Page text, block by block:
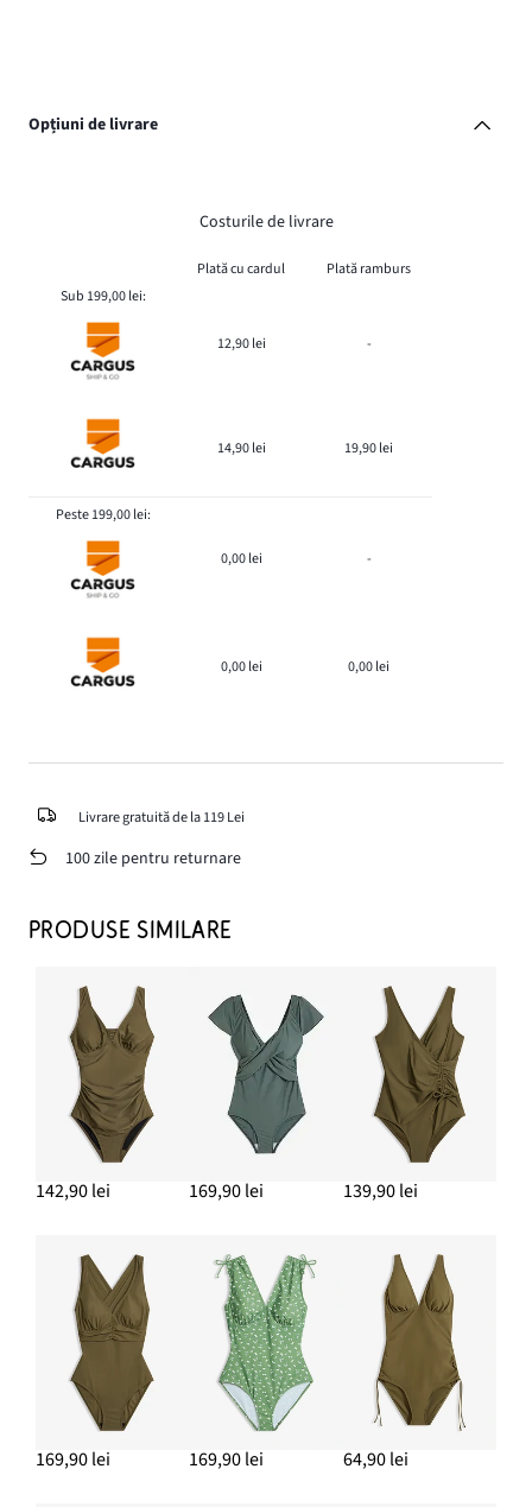
Opțiuni de livrare
Costurile de livrare
Plată cu cardul
Plată ramburs
Sub 199,00 lei:
12,90 lei -
14,90 lei 19,90 lei
Peste 199,00 lei:
0,00 lei -
0,00 lei 0,00 lei
Livrare gratuită de la 119 Lei
100 zile pentru returnare
PRODUSE SIMILARE
142,90 lei 169,90 lei 139,90 lei
169,90 lei 169,90 lei 64,90 lei